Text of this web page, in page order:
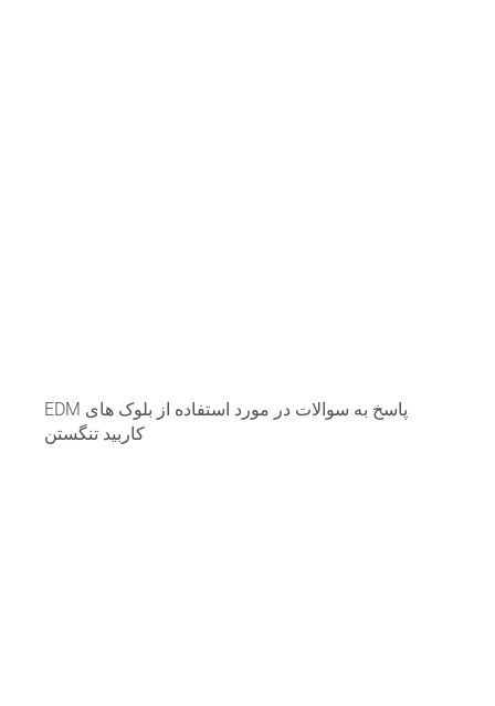
پاسخ به سوالات در مورد استفاده از بلوک های EDM
کاربید تنگستن